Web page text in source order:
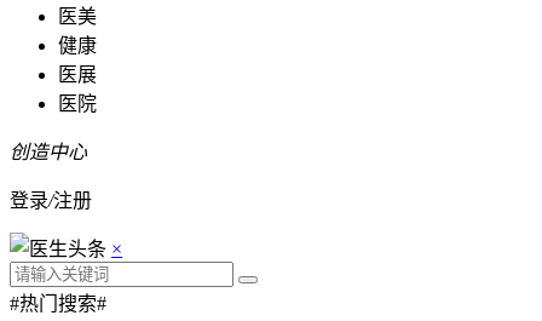
医美
健康
医展
医院
创造中心
登录/注册
×
#热门搜索#